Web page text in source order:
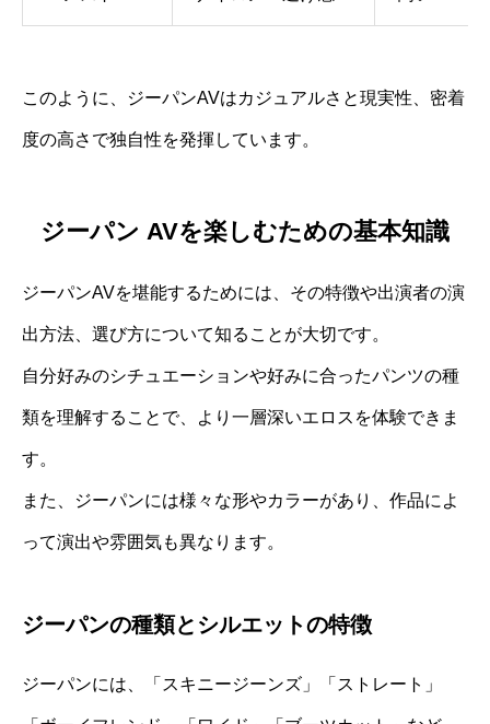
このように、ジーパンAVはカジュアルさと現実性、密着
度の高さで独自性を発揮しています。
ジーパン AVを楽しむための基本知識
ジーパンAVを堪能するためには、その特徴や出演者の演
出方法、選び方について知ることが大切です。
自分好みのシチュエーションや好みに合ったパンツの種
類を理解することで、より一層深いエロスを体験できま
す。
また、ジーパンには様々な形やカラーがあり、作品によ
って演出や雰囲気も異なります。
ジーパンの種類とシルエットの特徴
ジーパンには、「スキニージーンズ」「ストレート」